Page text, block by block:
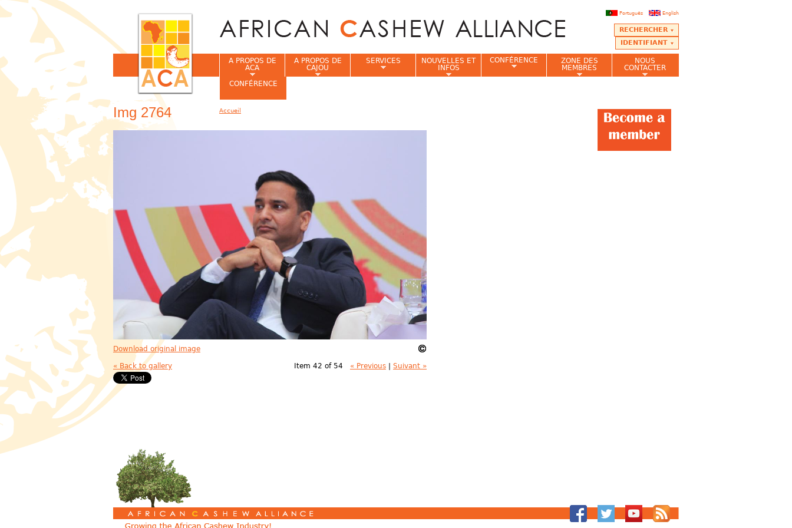
English
Português
RECHERCHER
IDENTIFIANT
Img 2764
Download original image
« Back to gallery Item 42 of 54 « Previous | Suivant »
A PROPOS DE
ACA
A PROPOS DE
CAJOU
SERVICES
NOUVELLES ET
INFOS
CONFÉRENCE
ZONE DES
MEMBRES
NOUS
CONTACTER
CONFÉRENCE
Accueil